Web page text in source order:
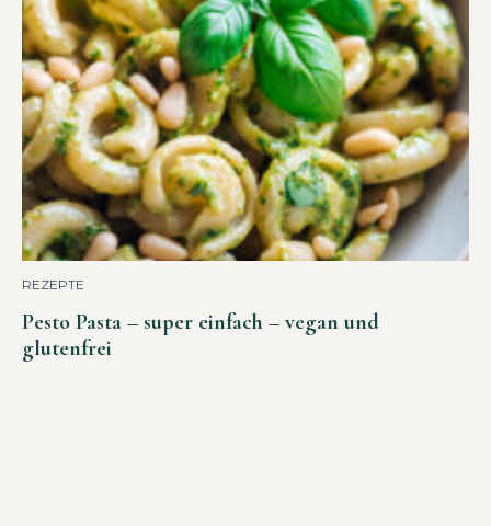
REZEPTE
Pesto Pasta – super einfach – vegan und
glutenfrei